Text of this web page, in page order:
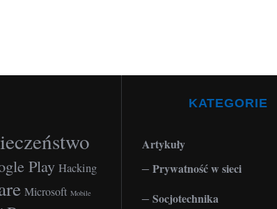
Play Hacking
Microsoft Mobile
KATEGORIE
Artykuły
Prywatność w sieci
Socjotechnika